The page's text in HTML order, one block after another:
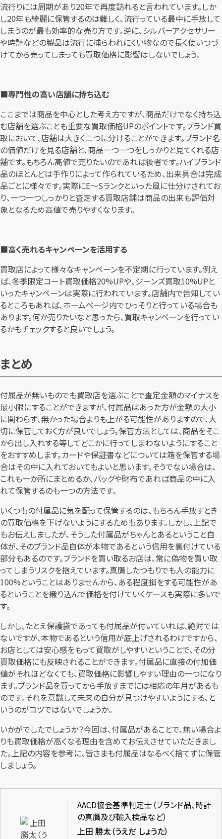
流行りには周期があり20年で再度訪れると言われています。しか
し20年も綺麗に保管するのは難しく、流行っている最中に手放して
しまうのが最も効率的な売り方です。逆に、シルバーアクセサリー
や時計などの製品は流行に捕らわれにくい物なので長く使いつづ
けてから売ってしまっても買取価格に影響はしないでしょう。
■専門性の高い店舗に持ち込む
ここまでは商品を中心とした考え方ですが、商品だけでなく持ち込
む店舗を選ぶことも重要な買取価格UPのポイントです。ブランド買
取において、店舗は大きく二つに分けることができます。ブランド名
の価値だけを見る店舗と、商品一つ一つをしっかりと見てくれる店
舗です。もちろん高値で売りたいのであれば後者です。ハイブランド
品のほとんどは手作りによって作られているため、出来具合は完成
品ごとに様々です。実際にE～Sランクといった風に仕分けされてお
り、一つ一つしっかりと査定する買取店舗は商品の出来も評価対
象となるため高値で売りやすくなります。
■高く売れるキャンペーンを活用する
買取店によって様々なキャンペーンを不定期に行っています。例え
ば、冬季限定コート買取価格20%UPや、ジーンズ買取10%UPと
いったキャンペーンは実際に行われています。店舗内で告知してい
るところもあれば、ホームページ内でひっそりと行っている場合も
あります。何か売りたいなと思ったら、買取キャンペーンを行ってい
るかもチェックすると良いでしょう。
まとめ
付属品が無いものでも買取店を選ぶことで査定金額のマイナスを
最小限にすることができますが、付属品はあった方が金額の大小
に関わらず、無かった場合よりも上がる可能性がありますので、大
切に保管しておく方が良いでしょう。保管方法としては、商品をそこ
から出し入れする等してどこかに行ってしまわないようにすること
をおすすめします。カードや保証書などについては箱を保管する場
合はその中に入れておいてもよいと思います。そうでない場合は、
これも一か所にまとめるか、バッグや財布であれば商品の中に入
れて保管するのも一つの方法です。
いくつもの付属品に気を配って保管するのは、もちろん手放すとき
の買取価格を下げないようにするためもあります。しかし、上記で
もお伝えしましたが、そうした付属品がちゃんとあるということ自
体が、そのブランド品自体が本物であるという信用を裏付けている
部分もあるのです。ブランドを買い取るお店は、常に偽物を買い取
ってしまうリスクを抱えています。真贋したつもりでも人の能力に
100%ということはありませんから、ある程度損をする可能性があ
るということを織り込んで価格を付けていくケースも実際に多いで
す。
しかし、たとえ保護袋であっても付属品が付いていれば、絶対では
ないですが、本物であるという信用が底上げされるわけですから、
お店としては安心感をもって買取がしやすいということで、その分
買取価格にも反映されることができます。付属品に直接の付加価
値がそれほどなくても、買取価格に影響しやすい理由の一つになり
ます。ブランド品を買ってから手放すまでには相応の年月があるも
のです。それを意識して未来の自分が見つけやすいようにする、と
いうのがコツではないでしょうか。
いかがでしたでしょうか？今回は、付属品があることで、無い場合よ
りも買取価格が高くなる理由を含めてお伝えさせていただきまし
た。上記の内容を参考に、皆さまも付属品はなるべく捨てずに保管
しましょう。
AACD協会基準判定士（ブランド品、時計
の真贋及び輸入検品など）
上田 勝太（うえだ しょうた）